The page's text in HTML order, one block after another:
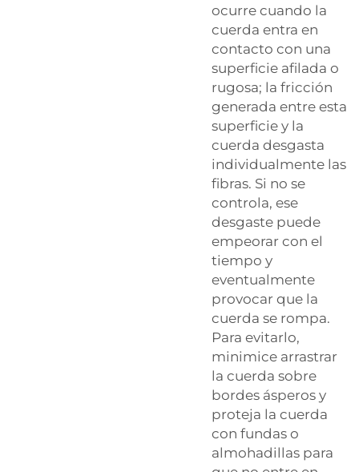
ocurre cuando la
cuerda entra en
contacto con una
superficie afilada o
rugosa; la fricción
generada entre esta
superficie y la
cuerda desgasta
individualmente las
fibras. Si no se
controla, ese
desgaste puede
empeorar con el
tiempo y
eventualmente
provocar que la
cuerda se rompa.
Para evitarlo,
minimice arrastrar
la cuerda sobre
bordes ásperos y
proteja la cuerda
con fundas o
almohadillas para